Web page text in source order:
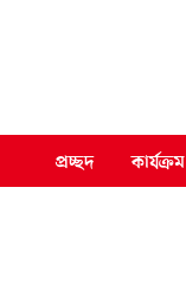
প্রচ্ছদ কার্যক্রম